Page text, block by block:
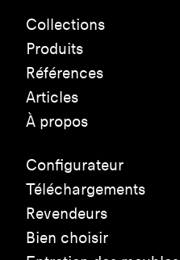
Collections
Produits
Références
Articles
À propos
Configurateur
Téléchargements
Revendeurs
Bien choisir